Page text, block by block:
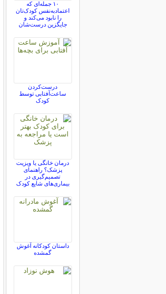
۱۰ جمله‌ای که
اعتمادبه‌نفس کودک‌تان
را نابود می‌کند و
جایگزین درست‌شان
درست‌کردن
ساعت‌آفتابی توسط
کودک
درمان خانگی یا ویزیت
پزشک؟ راهنمای
تصمیم‌گیری در
بیماری‌های شایع کودک
داستان کودکانه آغوش
گمشده